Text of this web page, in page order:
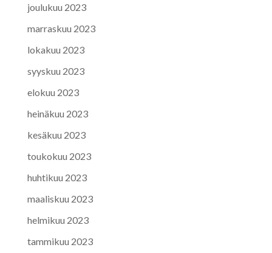
joulukuu 2023
marraskuu 2023
lokakuu 2023
syyskuu 2023
elokuu 2023
heinäkuu 2023
kesäkuu 2023
toukokuu 2023
huhtikuu 2023
maaliskuu 2023
helmikuu 2023
tammikuu 2023